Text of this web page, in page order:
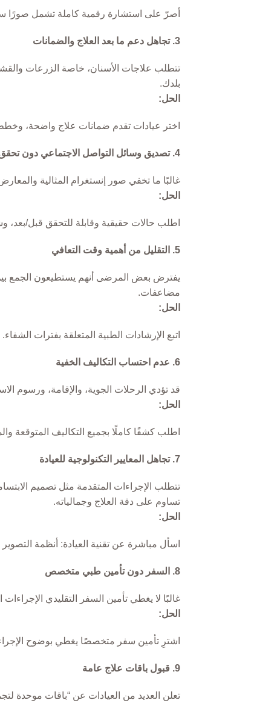
أصرّ على استشارة رقمية كاملة تشمل صورًا
3. تجاهل دعم ما بعد العلاج والضمانات
تتطلب علاجات الأسنان، خاصة الزرعات
بلدك.
الحل:
اختر عيادات تقدم ضمانات علاج واضحة،
4. تصديق وسائل التواصل الاجتماعي دون تحقق
غالبًا ما تخفي صور إنستغرام المثالية
الحل:
اطلب حالات حقيقية وقابلة للتحقق قبل/
5. التقليل من أهمية وقت التعافي
يفترض بعض المرضى أنهم يستطيعون الجمع
مضاعفات.
الحل:
اتبع الإرشادات الطبية المتعلقة بفترات
6. عدم احتساب التكاليف الخفية
قد تؤدي الرحلات الجوية، والإقامة، ورسوم
الحل:
اطلب كشفًا كاملًا بجميع التكاليف المتوقعة
7. تجاهل المعايير التكنولوجية للعيادة
تساوم على دقة العلاج وجمالياته.
الحل:
اسأل مباشرة عن تقنية العيادة: أنظمة
8. السفر دون تأمين طبي متخصص
غالبًا لا يغطي تأمين السفر التقليدي
الحل:
اشترِ تأمين سفر متخصصًا يغطي بوضوح
9. قبول باقات علاج عامة
تعلن العديد من العيادات عن “باقات موحدة